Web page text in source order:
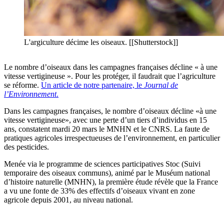
L'argiculture décime les oiseaux. [[Shutterstock]]
Le nombre d’oiseaux dans les campagnes françaises décline « à une
vitesse vertigineuse ». Pour les protéger, il faudrait que l’agriculture
se réforme. Un article de notre partenaire, le Journal de
l’Environnement.
Dans les campagnes françaises, le nombre d’oiseaux décline «à une
vitesse vertigineuse», avec une perte d’un tiers d’individus en 15
ans, constatent mardi 20 mars le MNHN et le CNRS. La faute de
pratiques agricoles irrespectueuses de l’environnement, en particulier
des pesticides.
Menée via le programme de sciences participatives Stoc (Suivi
temporaire des oiseaux communs), animé par le Muséum national
d’histoire naturelle (MNHN), la première étude révèle que la France
a vu une fonte de 33% des effectifs d’oiseaux vivant en zone
agricole depuis 2001, au niveau national.